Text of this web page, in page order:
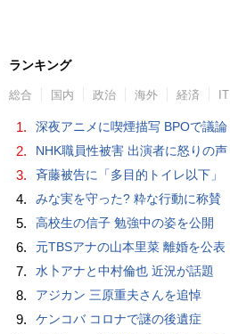
ランキング
総合 国内 政治 海外 経済 IT
1. 深夜アニメに喫煙描写 BPOで議論
2. NHK職員性被害 出演者に怒りの声
3. 斉藤被告に「多目的トイレ以下」
4. みな実を守った? 粋な行動に称賛
5. 高校生の信子 勉強中の姿を公開
6. 元TBSアナの山本里菜 離婚を公表
7. 水卜アナと中村倫也 近況が話題
8. アジカン 三原重夫さんを追悼
9. ケンコバ コロナで謎の後遺症